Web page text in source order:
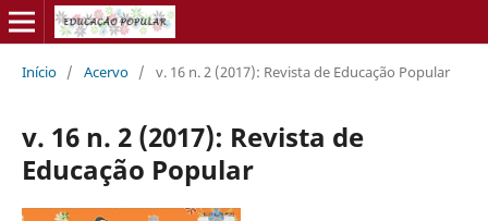
Início / Acervo / v. 16 n. 2 (2017): Revista de Educação Popular
v. 16 n. 2 (2017): Revista de
Educação Popular